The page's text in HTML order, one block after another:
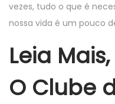
vezes, tudo o que é
nossa vida é um pouco
Leia
O Clube